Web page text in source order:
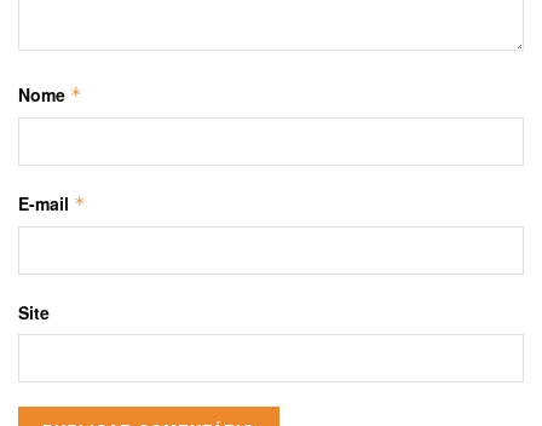
Nome *
E-mail *
Site